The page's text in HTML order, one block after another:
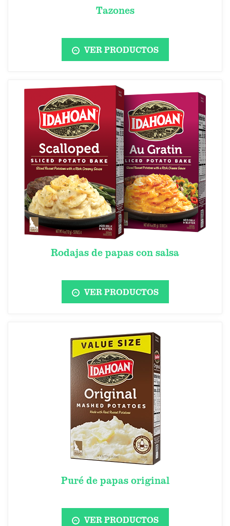
Tazones
VER PRODUCTOS
Rodajas de papas con salsa
VER PRODUCTOS
Puré de papas original
VER PRODUCTOS